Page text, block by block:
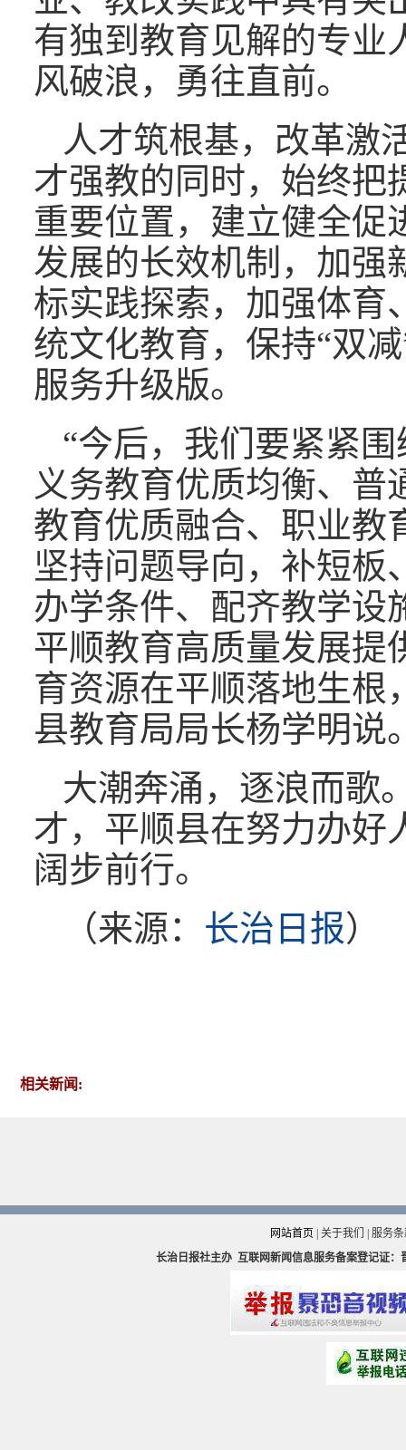
有独到教育见解的专业
风破浪，勇往直前。
人才筑根基，改革激
才强教的同时，始终把
重要位置，建立健全促
发展的长效机制，加强
标实践探索，加强体育
统文化教育，保持“双
服务升级版。
“今后，我们要紧紧
义务教育优质均衡、普
教育优质融合、职业教
坚持问题导向，补短板
办学条件、配齐教学设
平顺教育高质量发展提
育资源在平顺落地生根
县教育局局长杨学明说
大潮奔涌，逐浪而歌
才，平顺县在努力办好
阔步前行。
（来源： 长治日报）
相关新闻:
网站首页 关于我们
服务
长治日报社主办 互联网新闻信息服务备案登记证：